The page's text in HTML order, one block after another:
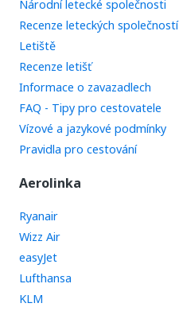
Národní letecké společnosti
Recenze leteckých společností
Letiště
Recenze letišť
Informace o zavazadlech
FAQ - Tipy pro cestovatele
Vízové a jazykové podmínky
Pravidla pro cestování
Aerolinka
Ryanair
Wizz Air
easyJet
Lufthansa
KLM